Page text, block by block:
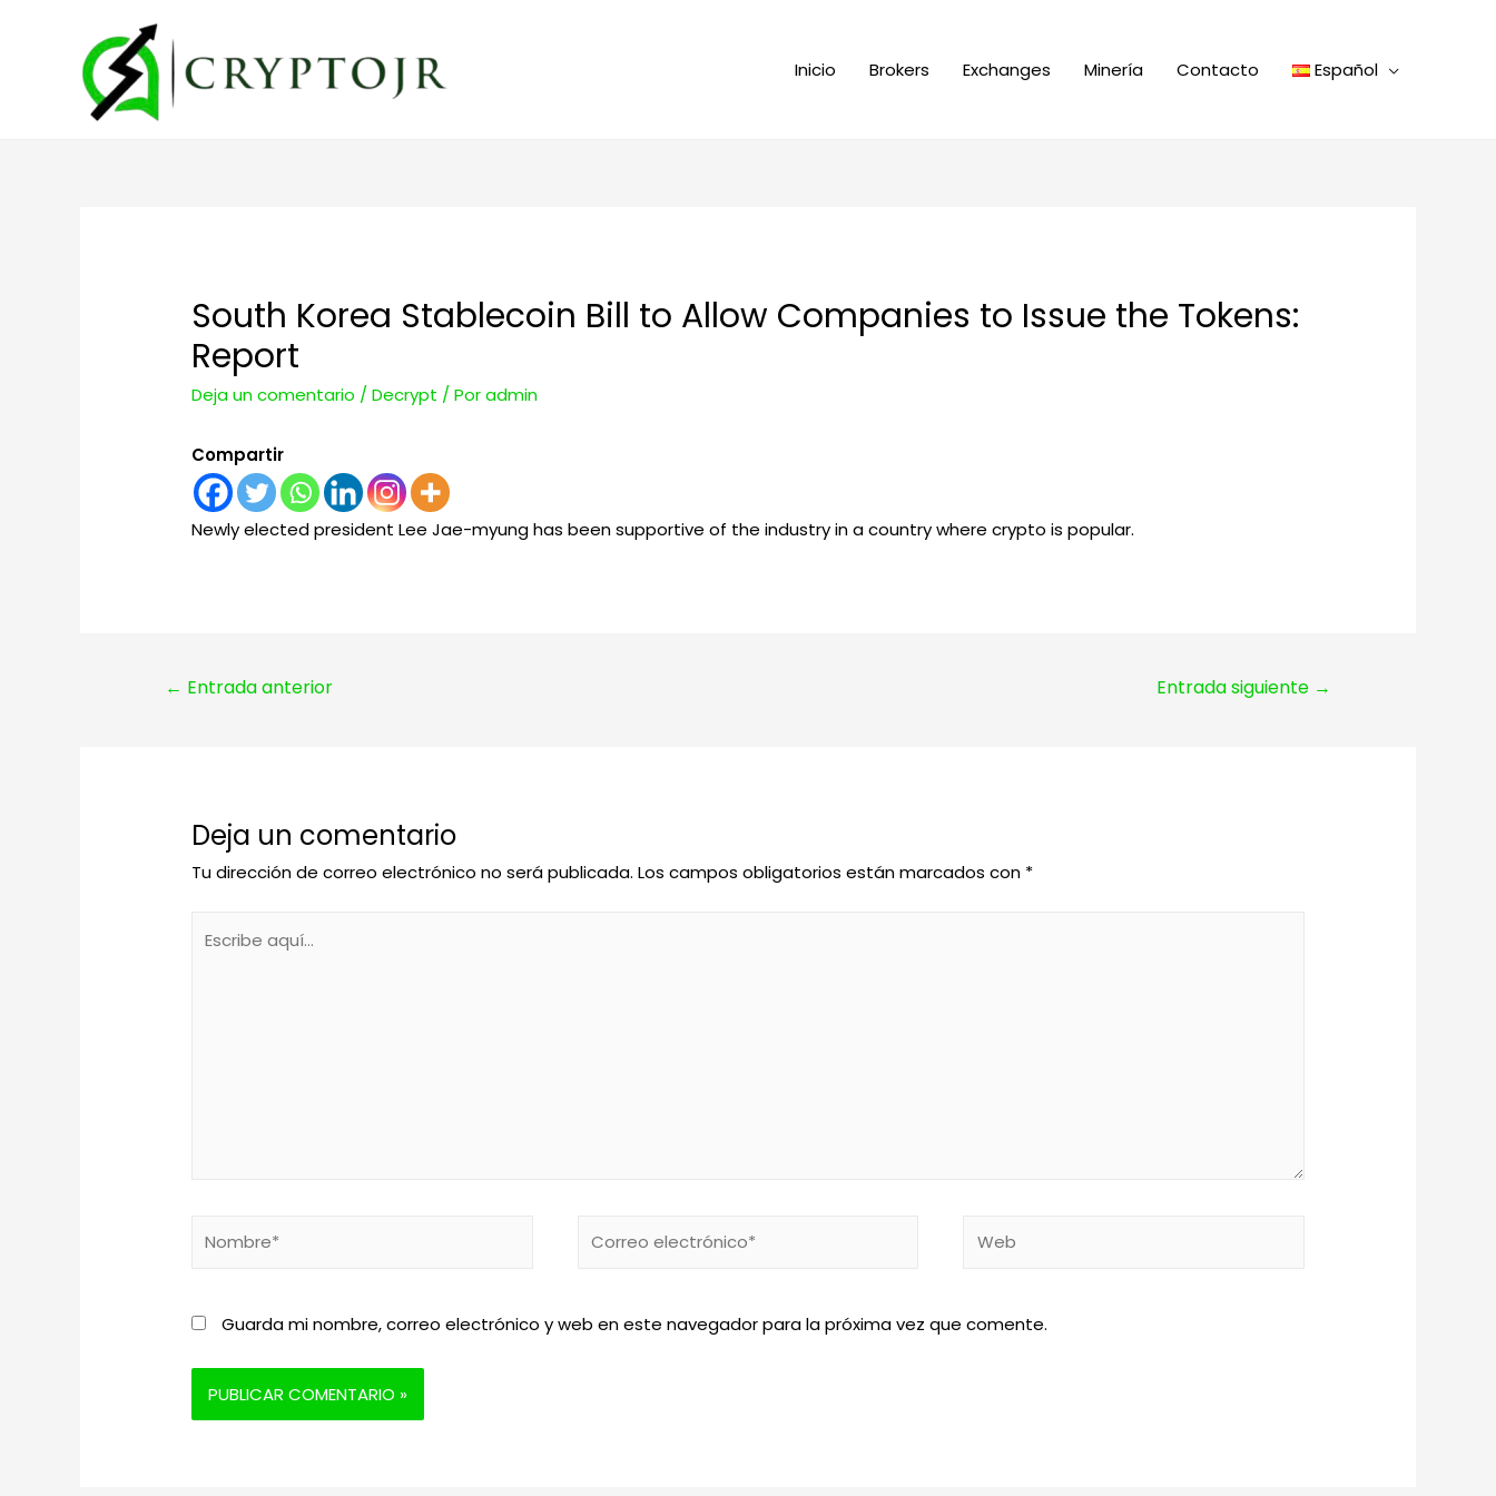
Inicio Brokers Exchanges Minería Contacto Español
South Korea Stablecoin Bill to Allow Companies to Issue the Tokens:
Report
Deja un comentario /Decrypt / Poradmin
Compartir
Newly elected president Lee Jae-myung has been supportive of the industry in a country where crypto is popular.
Navegación
← Entrada anterior Entrada siguiente →
Deja un comentario
Tu dirección de correo electrónico no será publicada. Los campos obligatorios están marcados con *
Guarda mi nombre, correo electrónico y web en este navegador para la próxima vez que comente.